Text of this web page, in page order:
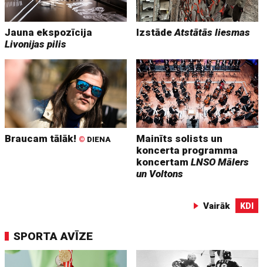
Jauna ekspozīcija
Livonijas pilis
IzstādeAtstātās liesmas
Braucam tālāk! © DIENA
Mainīts solists un
koncerta programma
koncertamLNSO Mālers
un Voltons
Vairāk KDI
SPORTA AVĪZE